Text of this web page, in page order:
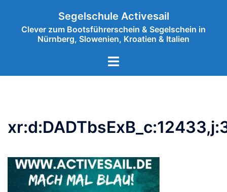
springen
Segelschule Activesail
Clever zum Bootsführerschein & Segelschein in
Nürnberg, Slowenien, Kroatien & Italien
Menü